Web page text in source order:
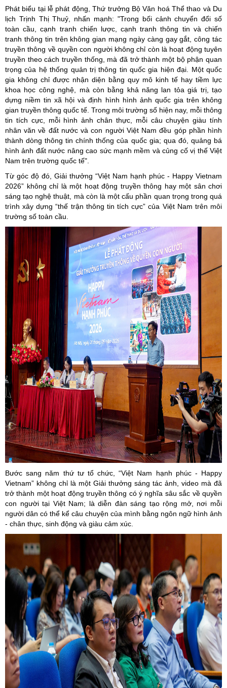
Phát biểu tại lễ phát động, Thứ trưởng Bộ Văn hoá Thể thao và Du
lịch Trịnh Thị Thuỷ, nhấn mạnh: "Trong bối cảnh chuyển đổi số
toàn cầu, cạnh tranh chiến lược, cạnh tranh thông tin và chiến
tranh thông tin trên không gian mạng ngày càng gay gắt, công tác
truyền thông về quyền con người không chỉ còn là hoạt động tuyên
truyền theo cách truyền thống, mà đã trở thành một bộ phận quan
trọng của hệ thống quản trị thông tin quốc gia hiện đại. Một quốc
gia không chỉ được nhận diện bằng quy mô kinh tế hay tiềm lực
khoa học công nghệ, mà còn bằng khả năng lan tỏa giá trị, tạo
dựng niềm tin xã hội và định hình hình ảnh quốc gia trên không
gian truyền thông quốc tế. Trong môi trường số hiện nay, mỗi thông
tin tích cực, mỗi hình ảnh chân thực, mỗi câu chuyện giàu tính
nhân văn về đất nước và con người Việt Nam đều góp phần hình
thành dòng thông tin chính thống của quốc gia; qua đó, quảng bá
hình ảnh đất nước nâng cao sức mạnh mềm và củng cố vị thế Việt
Nam trên trường quốc tế".
Từ góc độ đó, Giải thưởng “Việt Nam hạnh phúc - Happy Vietnam
2026” không chỉ là một hoạt động truyền thông hay một sân chơi
sáng tạo nghệ thuật, mà còn là một cấu phần quan trọng trong quá
trình xây dựng “thế trận thông tin tích cực” của Việt Nam trên môi
trường số toàn cầu.
Bước sang năm thứ tư tổ chức, “Việt Nam hạnh phúc - Happy
Vietnam” không chỉ là một Giải thưởng sáng tác ảnh, video mà đã
trở thành một hoạt động truyền thông có ý nghĩa sâu sắc về quyền
con người tại Việt Nam; là diễn đàn sáng tạo rộng mở, nơi mỗi
người dân có thể kể câu chuyện của mình bằng ngôn ngữ hình ảnh
- chân thực, sinh động và giàu cảm xúc.